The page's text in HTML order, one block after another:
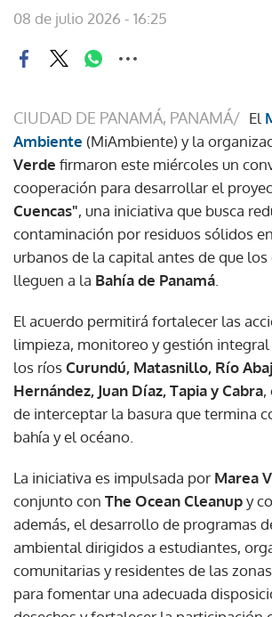
08 de julio 2026 - 16:25
CIUDAD DE PANAMÁ, PANAMÁ/ El
Ambiente (MiAmbiente) y la
Verde firmaron este miércoles un
cooperación para desarrollar el
Cuencas", una iniciativa que busca
contaminación por residuos sólidos
urbanos de la capital antes de que los
lleguen a la Bahía de Panamá
El acuerdo permitirá fortalecer las
limpieza, monitoreo y gestión integral
los ríosCurundú, Matasnillo, Río
Hernández, Juan Díaz, Tapia y Cabra,
de interceptar la basura que termina
bahía y el océano.
La iniciativa es impulsada por Marea
conjunto con The Ocean Cleanupy
además, el desarrollo de programas
ambiental dirigidos a estudiantes,
comunitarias y residentes de las
para fomentar una adecuada